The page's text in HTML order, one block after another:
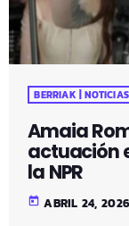
BERRIAK | NOTICIAS
Amaia
actuación
la NPR
today ABRIL 24, 2026